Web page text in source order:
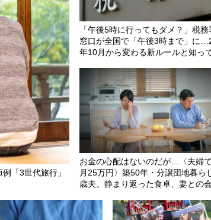
「3世代旅行」
「午後5時に行ってもダメ？」税務
窓口が全国で「午後3時まで」に
年10月から変わる新ルールと知っ
お金の心配はないのだが…〈夫婦
月25万円〉築50年・分譲団地暮ら
歳夫。静まり返った食卓、妻との